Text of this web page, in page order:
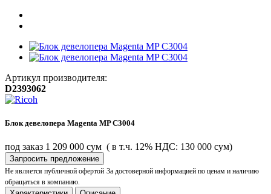
Артикул производителя:
D2393062
Блок девелопера Magenta MP C3004
под заказ 1 209 000 сум ( в т.ч. 12% НДС: 130 000 сум)
Запросить предложение
Не является публичной офертой За достоверной информацией по ценам и наличию
обращаться в компанию.